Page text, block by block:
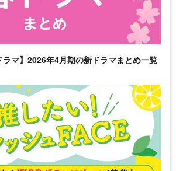
ラマ】2026年4月期の新ドラマまとめ一覧